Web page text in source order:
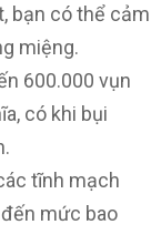
bạn có thể cảm
miệng.
600.000 vụn
có khi bụi
tĩnh mạch
mức bao